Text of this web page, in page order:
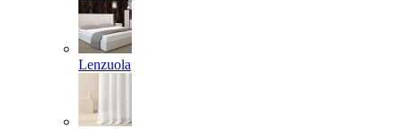
Lenzuola